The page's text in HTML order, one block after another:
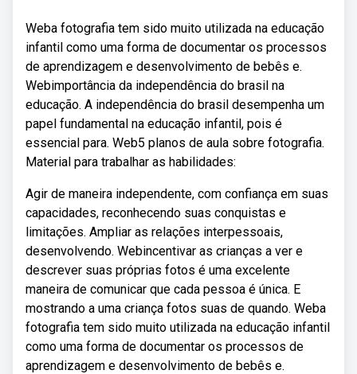
Weba fotografia tem sido muito utilizada na educação
infantil como uma forma de documentar os processos
de aprendizagem e desenvolvimento de bebês e.
Webimportância da independência do brasil na
educação. A independência do brasil desempenha um
papel fundamental na educação infantil, pois é
essencial para. Web5 planos de aula sobre fotografia.
Material para trabalhar as habilidades:
Agir de maneira independente, com confiança em suas
capacidades, reconhecendo suas conquistas e
limitações. Ampliar as relações interpessoais,
desenvolvendo. Webincentivar as crianças a ver e
descrever suas próprias fotos é uma excelente
maneira de comunicar que cada pessoa é única. E
mostrando a uma criança fotos suas de quando. Weba
fotografia tem sido muito utilizada na educação infantil
como uma forma de documentar os processos de
aprendizagem e desenvolvimento de bebês e.